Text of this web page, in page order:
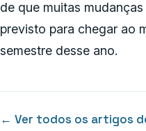
de que muitas
previsto para chegar ao
semestre desse ano.
← Ver todos os artigos